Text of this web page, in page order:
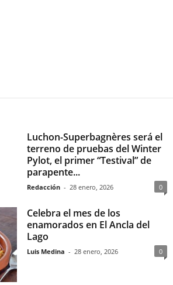
Luchon-Superbagnères será el
terreno de pruebas del Winter
Pylot, el primer “Testival” de
parapente...
Redacción - 28 enero, 2026 0
Celebra el mes de los
enamorados en El Ancla del
Lago
Luis Medina - 28 enero, 2026 0